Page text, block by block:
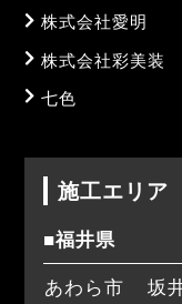
株式会社愛明
株式会社彩美装
七色
施工エリア
■福井県
あわら市
坂